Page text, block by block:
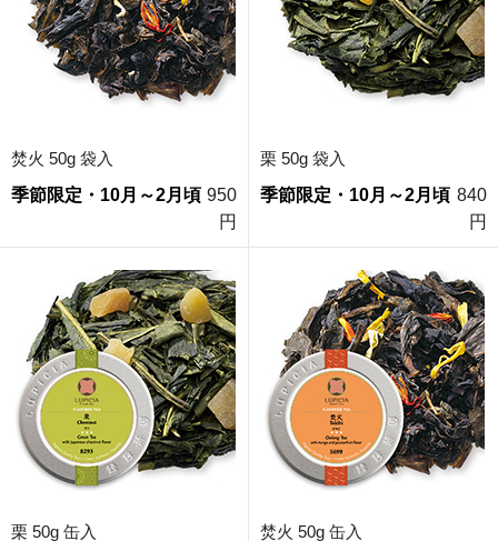
焚火 50g 袋入
季節限定・10月～2月頃 950
円
栗 50g 袋入
季節限定・10月～2月頃 840
円
栗 50g 缶入
焚火 50g 缶入